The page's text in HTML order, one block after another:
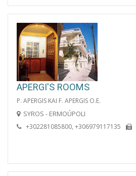
APERGI'S ROOMS
P. APERGIS KAI F. APERGIS O.E.
SYROS - ERMOÚPOLI
+302281085800, +306979117135